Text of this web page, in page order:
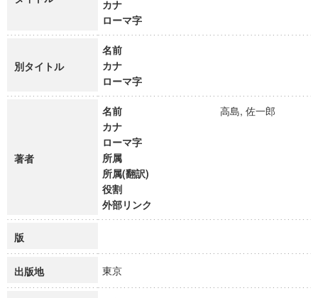
カナ
ローマ字
別タイトル
名前
カナ
ローマ字
著者
名前
高島, 佐一郎
カナ
ローマ字
所属
所属(翻訳)
役割
外部リンク
版
出版地 東京